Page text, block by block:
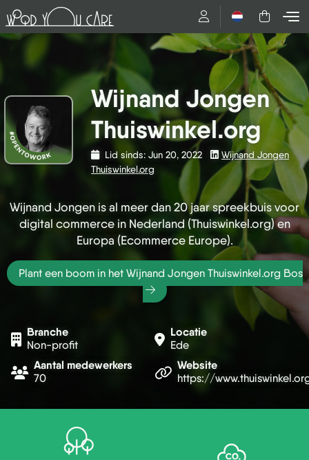
Nederlands
Wijnand Jongen
Thuiswinkel.org
Lid sinds: Jun 20, 2022
Wijnand Jongen
Thuiswinkel.org
Wijnand Jongen is al meer dan 20 jaar spreekbuis voor
digital commerce in Nederland (Thuiswinkel.org) en
Europa (Ecommerce Europe).
Plant een boom in het Wijnand Jongen Thuiswinkel.org Bos
Branche
Non-profit
Locatie
Ede
Aantal medewerkers
70
Website
https://